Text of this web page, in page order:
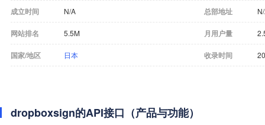
成立时间 N/A 总部地址
网站排名 5.5M 月用户量
国家/地区 日本 收录时间
dropboxsign的API接口（产品与功能）